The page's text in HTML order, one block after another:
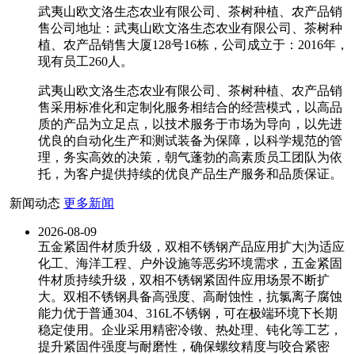
武夷山欧文洛生态农业有限公司、茶树种植、农产品销
售公司地址：武夷山欧文洛生态农业有限公司、茶树种
植、农产品销售大厦128号16栋，公司成立于：2016年，
现有员工260人。
武夷山欧文洛生态农业有限公司、茶树种植、农产品销
售采用标准化和定制化服务相结合的经营模式，以高品
质的产品为立足点，以技术服务于市场为导向，以先进
优良的自动化生产和测试装备为保障，以科学规范的管
理，务实高效的决策，朝气蓬勃的高素质员工团队为依
托，为客户提供持续的优良产品生产服务和品质保证。
新闻动态 更多新闻
2026-08-09
五金紧固件材质升级，双相不锈钢产品应用扩大|为适应
化工、海洋工程、户外设施等恶劣环境需求，五金紧固
件材质持续升级，双相不锈钢紧固件应用场景不断扩
大。双相不锈钢具备高强度、高耐蚀性，抗氯离子腐蚀
能力优于普通304、316L不锈钢，可在极端环境下长期
稳定使用。企业采用精密冷镦、热处理、钝化等工艺，
提升紧固件强度与耐磨性，确保螺纹精度与咬合紧密